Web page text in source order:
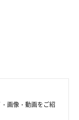
画像・動画をご紹